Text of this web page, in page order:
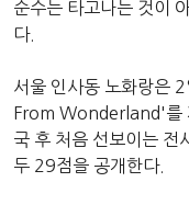
순수는 타고나는 것이
다.
서울 인사동 노화랑은
From Wonderland'를
국 후 처음 선보이는 전
두 29점을 공개한다.